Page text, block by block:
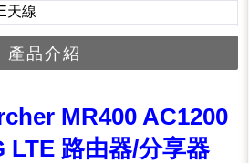
天線
產品介紹
MR400 AC1200
LTE 路由器/分享器